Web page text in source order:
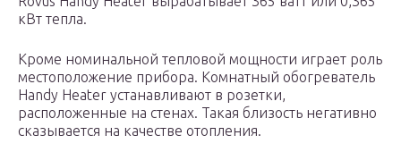
кВт тепла.
Кроме номинальной тепловой мощности играет роль
местоположение прибора. Комнатный обогреватель
Handy Heater устанавливают в розетки,
расположенные на стенах. Такая близость негативно
сказывается на качестве отопления.